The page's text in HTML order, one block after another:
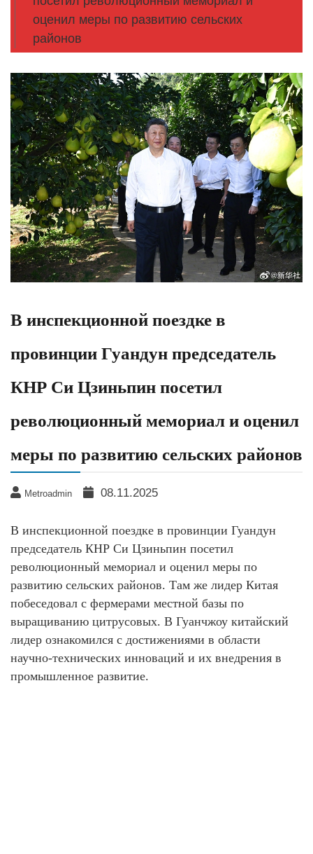
оценил меры по развитию сельских
районов
В инспекционной поездке в
провинции Гуандун председатель
КНР Си Цзиньпин посетил
революционный мемориал и оценил
меры по развитию сельских районов
Metroadmin 08.11.2025
В инспекционной поездке в провинции Гуандун
председатель КНР Си Цзиньпин посетил
революционный мемориал и оценил меры по
развитию сельских районов. Там же лидер Китая
побеседовал с фермерами местной базы по
выращиванию цитрусовых. В Гуанчжоу китайский
лидер ознакомился с достижениями в области
научно-технических инноваций и их внедрения в
промышленное развитие.